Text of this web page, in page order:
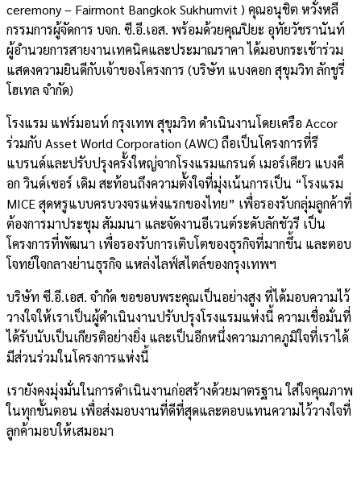
ceremony – Fairmont Bangkok Sukhumvit ) คุณอนุชิต หวั่งหลี
กรรมการผู้จัดการ บจก. ซี.อี.เอส. พร้อมด้วยคุณปิยะ อุทัยวัชรานันท์
ผู้อำนวยการสายงานเทคนิคและประมาณราคา ได้มอบกระเช้าร่วม
แสดงความยินดีกับเจ้าของโครงการ (บริษัท แบงคอก สุขุมวิท ลักชูรี่
โฮเทล จำกัด)
โรงแรม แฟร์มอนท์ กรุงเทพ สุขุมวิท ดำเนินงานโดยเครือ Accor
ร่วมกับ Asset World Corporation (AWC) ถือเป็นโครงการที่รี
แบรนด์และปรับปรุงครั้งใหญ่จากโรงแรมแกรนด์ เมอร์เคียว แบงค็
อก วินด์เซอร์ เดิม สะท้อนถึงความตั้งใจที่มุ่งเน้นการเป็น “โรงแรม
MICE สุดหรูแบบครบวงจรแห่งแรกของไทย” เพื่อรองรับกลุ่มลูกค้าที่
ต้องการมาประชุม สัมมนา และจัดงานอีเวนต์ระดับลักชัวรี เป็น
โครงการที่พัฒนา เพื่อรองรับการเติบโตของธุรกิจที่มากขึ้น และตอบ
โจทย์ใจกลางย่านธุรกิจ แหล่งไลฟ์สไตล์ของกรุงเทพฯ
บริษัท ซี.อี.เอส. จำกัด ขอขอบพระคุณเป็นอย่างสูง ที่ได้มอบความไว้
วางใจให้เราเป็นผู้ดำเนินงานปรับปรุงโรงแรมแห่งนี้ ความเชื่อมั่นที่
ได้รับนับเป็นเกียรติอย่างยิ่ง และเป็นอีกหนึ่งความภาคภูมิใจที่เราได้
มีส่วนร่วมในโครงการแห่งนี้
เรายังคงมุ่งมั่นในการดำเนินงานก่อสร้างด้วยมาตรฐาน ใส่ใจคุณภาพ
ในทุกขั้นตอน เพื่อส่งมอบงานที่ดีที่สุดและตอบแทนความไว้วางใจที่
ลูกค้ามอบให้เสมอมา